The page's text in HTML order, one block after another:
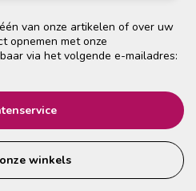
van onze artikelen of over uw
opnemen met onze
via het volgende e-mailadres:
winkels